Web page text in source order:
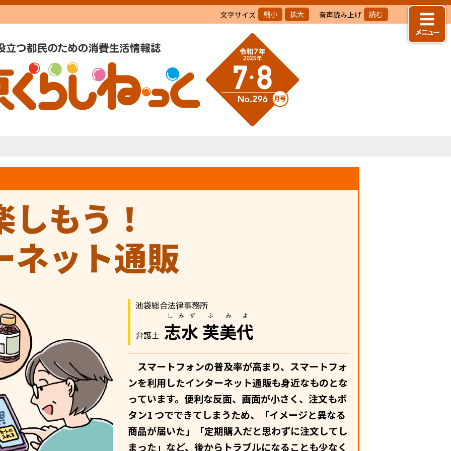
文字サイズ 縮小 拡大 音声読み上げ 読む
もう！
ネット通販
池袋総合法律事務所
弁護士 志水
しみず
芙美代
ふみよ
スマートフォンの普及率が高まり、スマートフォ
ンを利用したインターネット通販も身近なものとな
っています。便利な反面、画面が小さく、注文もボ
タン1 つでできてしまうため、「イメージと異なる
商品が届いた」「定期購入だと思わずに注文してし
まった」など、後からトラブルになることも少なく